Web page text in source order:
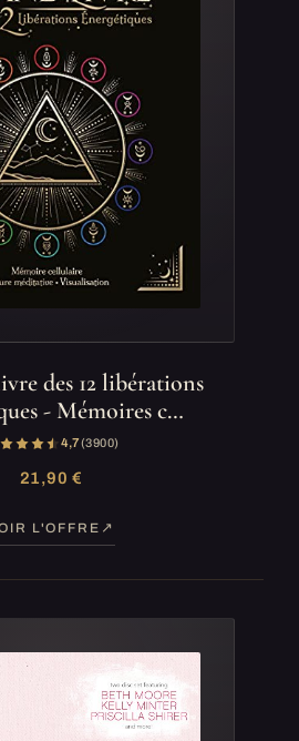
des 12 libérations
- Mémoires c…
4,7(3 900)
21,90 €
L'OFFRE